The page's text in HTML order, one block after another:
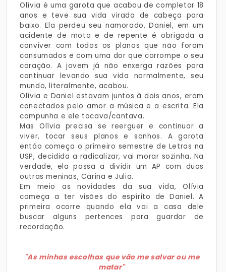
Olívia é uma garota que acabou de completar 18
anos e teve sua vida virada de cabeça para
baixo. Ela perdeu seu namorado, Daniel, em um
acidente de moto e de repente é obrigada a
conviver com todos os planos que não foram
consumados e com uma dor que corrompe o seu
coração. A jovem já não enxerga razões para
continuar levando sua vida normalmente, seu
mundo, literalmente, acabou.
Olívia e Daniel estavam juntos à dois anos, eram
conectados pelo amor a música e a escrita. Ela
compunha e ele tocava/cantava.
Mas Olívia precisa se reerguer e continuar a
viver, tocar seus planos e sonhos. A garota
então começa o primeiro semestre de Letras na
USP, decidida a radicalizar, vai morar sozinha. Na
verdade, ela passa a dividir um AP com duas
outras meninas, Carina e Julia.
Em meio as novidades da sua vida, Olívia
começa a ter visões do espírito de Daniel. A
primeira ocorre quando ela vai a casa dele
buscar alguns pertences para guardar de
recordação.
"As minhas escolhas que vão me salvar ou me
matar"